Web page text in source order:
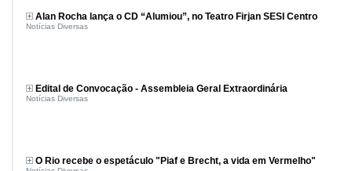
Alan Rocha lança o CD “Alumiou”, no Teatro Firjan SESI Centro
Notícias Diversas
Edital de Convocação - Assembleia Geral Extraordinária
Notícias Diversas
O Rio recebe o espetáculo "Piaf e Brecht, a vida em Vermelho"